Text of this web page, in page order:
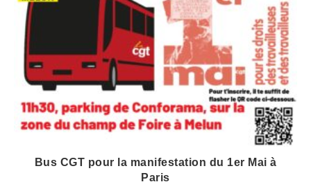
Bus CGT pour la manifestation du 1er Mai à
Paris